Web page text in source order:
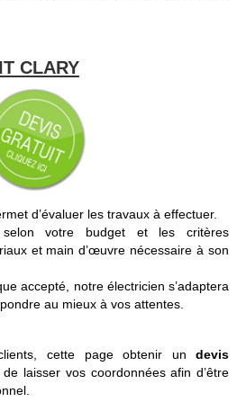
CLARY
d’évaluer les travaux à effectuer.
selon votre budget et les critères
et main d’œuvre nécessaire à son
accepté, notre électricien s’adaptera
au mieux à vos attentes.
cette page obtenir undevis
laisser vos coordonnées afin d’être